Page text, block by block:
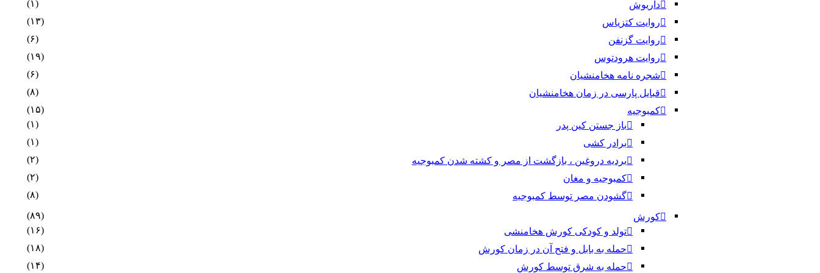
داریوش
(۱)
روایت کتزیاس
(۱۳)
روایت گزنفن
(۶)
روایت هرودتوس
(۱۹)
شجره نامه هخامنشیان
(۶)
قبایل پارسی در زمان هخامنشیان
(۸)
کمبوجیه
(۱۵)
باز جستن کین پدر
(۱)
برادر کشی
(۱)
بردیه دروغین ، بازگشت از مصر و کشته شدن کمبوجیه
(۲)
کمبوجیه و مغان
(۲)
گشودن مصر توسط کمبوجیه
(۸)
کورش
(۸۹)
تولد و کودکی کورش هخامنشی
(۱۶)
حمله به بابل و فتح آن در زمان کورش
(۱۸)
حمله به شرق توسط کورش
(۱۴)